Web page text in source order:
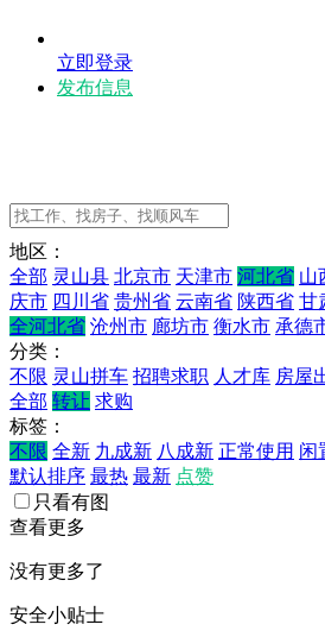
立即登录
发布信息
地区：
全部 灵山县 北京市 天津市 河北省 山
庆市 四川省 贵州省 云南省 陕西省 甘
全河北省 沧州市 廊坊市 衡水市 承德
分类：
不限 灵山拼车 招聘求职 人才库 房屋
全部 转让 求购
标签：
不限 全新 九成新 八成新 正常使用 闲
默认排序 最热 最新 点赞
只看有图
查看更多
没有更多了
安全小贴士